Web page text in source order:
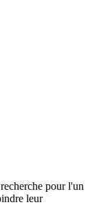
pour l'un
leur